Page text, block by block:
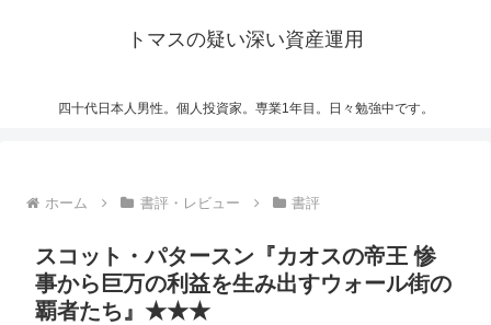
トマスの疑い深い資産運用
四十代日本人男性。個人投資家。専業1年目。日々勉強中です。
ホーム 書評・レビュー 書評
スコット・パタースン『カオスの帝王 惨
事から巨万の利益を生み出すウォール街の
覇者たち』★★★